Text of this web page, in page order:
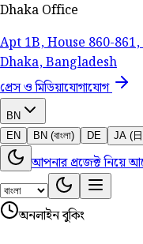
Dhaka Office
Apt 1B, House 860-
Dhaka, Bangladesh
প্রেস ও মিডিয়াযোগাযোগ
BN
EN
BN (বাংলা) DE JA (
আপনার প্রজেক্ট নিয়ে
অনলাইন বুকিং